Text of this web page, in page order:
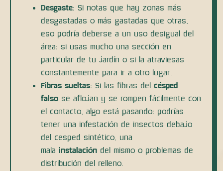
Desgaste: Si notas que hay zonas más
desgastadas o más gastadas que otras,
eso podría deberse a un uso desigual del
área: si usas mucho una sección en
particular de tu jardín o si la atraviesas
constantemente para ir a otro lugar.
Fibras sueltas: Si las fibras delcésped
falso se aflojan y se rompen fácilmente con
el contacto, algo está pasando: podrías
tener una infestación de insectos debajo
del cesped sintético, una
malainstalación del mismo o problemas de
distribución del relleno.